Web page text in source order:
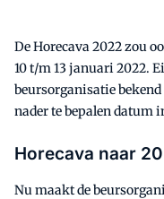
De Horecava 2022 zou
10 t/m 13 januari 2022.
beursorganisatie bekend
nader te bepalen datum
Horecava naar
Nu maakt de